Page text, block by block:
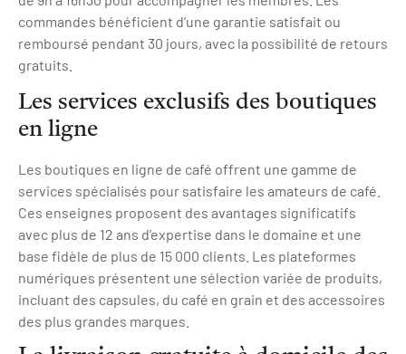
commandes bénéficient d’une garantie satisfait ou
remboursé pendant 30 jours, avec la possibilité de retours
gratuits.
Les services exclusifs des boutiques
en ligne
Les boutiques en ligne de café offrent une gamme de
services spécialisés pour satisfaire les amateurs de café.
Ces enseignes proposent des avantages significatifs
avec plus de 12 ans d’expertise dans le domaine et une
base fidèle de plus de 15 000 clients. Les plateformes
numériques présentent une sélection variée de produits,
incluant des capsules, du café en grain et des accessoires
des plus grandes marques.